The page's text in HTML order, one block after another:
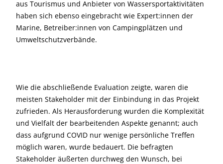
aus Tourismus und Anbieter von Wassersportaktivitäten
haben sich ebenso eingebracht wie Expert:innen der
Marine, Betreiber:innen von Campingplätzen und
Umweltschutzverbände.
Wie die abschließende Evaluation zeigte, waren die
meisten Stakeholder mit der Einbindung in das Projekt
zufrieden. Als Herausforderung wurden die Komplexität
und Vielfalt der bearbeitenden Aspekte genannt; auch
dass aufgrund COVID nur wenige persönliche Treffen
möglich waren, wurde bedauert. Die befragten
Stakeholder äußerten durchweg den Wunsch, bei